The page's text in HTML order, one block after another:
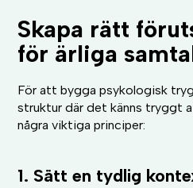
Skapa rätt
för ärliga
För att bygga psykologisk
struktur där det känns tryggt
några viktiga principer:
1. Sätt en tydlig